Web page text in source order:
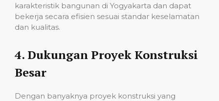
karakteristik bangunan di Yogyakarta dan dapat
bekerja secara efisien sesuai standar keselamatan
dan kualitas.
4. Dukungan Proyek Konstruksi
Besar
Dengan banyaknya proyek konstruksi yang